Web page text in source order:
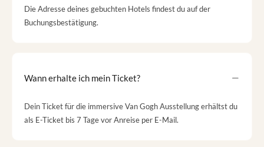
Die Adresse deines gebuchten Hotels findest du auf der
Buchungsbestätigung.
Wann erhalte ich mein Ticket?
Dein Ticket für die immersive Van Gogh Ausstellung erhältst du
als E-Ticket bis 7 Tage vor Anreise per E-Mail.